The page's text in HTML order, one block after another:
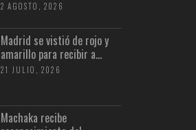
2 AGOSTO, 2026
Madrid se vistió de rojo y
amarillo para recibir a...
21 JULIO, 2026
Machaka recibe